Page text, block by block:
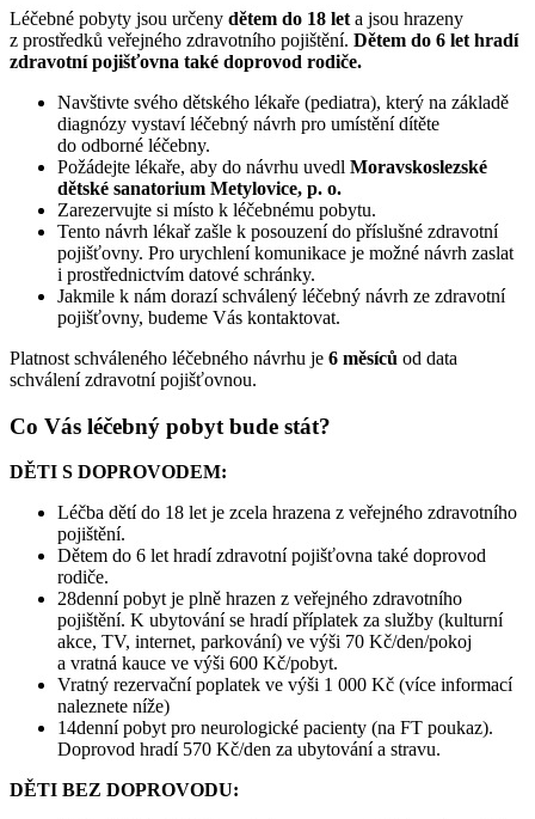
Léčebné pobyty jsou určeny dětem do 18 let a jsou hrazeny
z prostředků veřejného zdravotního pojištění. Dětem do 6 let hradí
zdravotní pojišťovna také doprovod rodiče.
Navštivte svého dětského lékaře (pediatra), který na základě
diagnózy vystaví léčebný návrh pro umístění dítěte
do odborné léčebny.
Požádejte lékaře, aby do návrhu uvedl Moravskoslezské
dětské sanatorium Metylovice, p. o.
Zarezervujte si místo k léčebnému pobytu.
Tento návrh lékař zašle k posouzení do příslušné zdravotní
pojišťovny. Pro urychlení komunikace je možné návrh zaslat
i prostřednictvím datové schránky.
Jakmile k nám dorazí schválený léčebný návrh ze zdravotní
pojišťovny, budeme Vás kontaktovat.
Platnost schváleného léčebného návrhu je 6 měsíců od data
schválení zdravotní pojišťovnou.
Co Vás léčebný pobyt bude stát?
DĚTI S DOPROVODEM:
Léčba dětí do 18 let je zcela hrazena z veřejného zdravotního
pojištění.
Dětem do 6 let hradí zdravotní pojišťovna také doprovod
rodiče.
28denní pobyt je plně hrazen z veřejného zdravotního
pojištění. K ubytování se hradí příplatek za služby (kulturní
akce, TV, internet, parkování) ve výši 70 Kč/den/pokoj
a vratná kauce ve výši 600 Kč/pobyt.
Vratný rezervační poplatek ve výši 1 000 Kč (více informací
naleznete níže)
14denní pobyt pro neurologické pacienty (na FT poukaz).
Doprovod hradí 570 Kč/den za ubytování a stravu.
DĚTI BEZ DOPROVODU: